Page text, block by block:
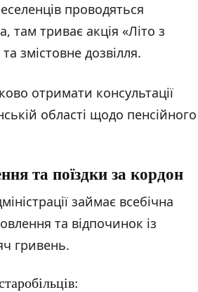
проводяться
там триває акція «Літо з
змістовне дозвілля.
отримати консультації
області щодо пенсійного
та поїздки за кордон
займає всебічна
та відпочинок із
гривень.